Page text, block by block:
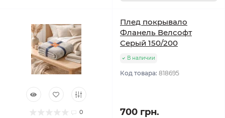
0
Плед покрывало
Фланель Велсофт
Серый 150/200
В наличии
Код товара: 818695
700 грн.